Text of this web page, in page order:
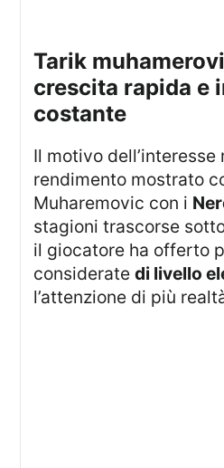
tarik muhamerovic a sassuolo:
crescita rapida e
costante
Il motivo dell’interesse risiede anche nel
rendimento mostrato
Muharemovic con i
stagioni trascorse
il giocatore ha offerto
consideratedi livello
l’attenzione di più